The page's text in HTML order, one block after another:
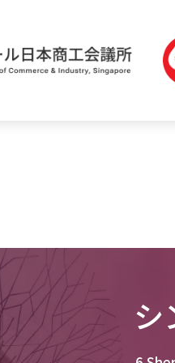
シ